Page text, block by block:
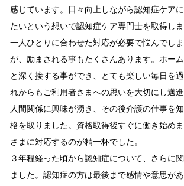
感じています。日々向上しながら認知症ケア
たいという想いで認知症ケア専門士を取得しま
一人ひとりに合わせた対応が必要で悩んでし
が、励まされる事もたくさんあります。ホー
と深く接する事ができ、とても楽しい毎日を
れからもご利用者さまへの思いを大切にし邁進
人間関係に興味が湧き、その後介護の仕事を
格を取りました。資格取得後すぐに働き始め
さまに対応するのが精一杯でした。
３年程経った頃から認知症について、さらに
ました。認知症の方は最後まで感情や意思が